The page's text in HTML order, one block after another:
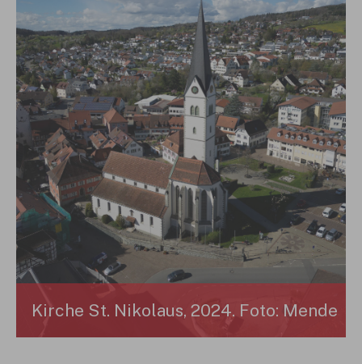
Kirche St. Nikolaus, 2024. Foto: Mende